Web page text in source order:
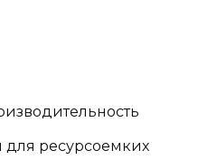
для ресурсоемких